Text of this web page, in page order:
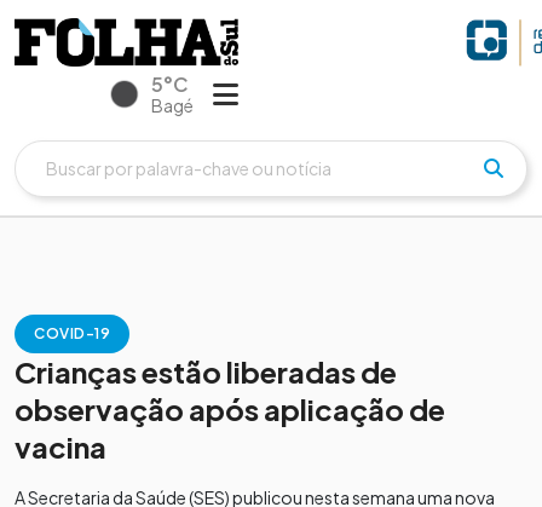
5°C
Bagé
COVID-19
Crianças estão liberadas de
observação após aplicação de
vacina
A Secretaria da Saúde (SES) publicou nesta semana uma nova